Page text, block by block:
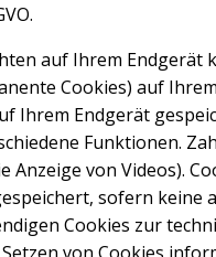
auf Ihrem
Cookies) auf
Ihrem Endgerät
Funktionen.
Anzeige von Videos).
sofern
Cookies zur